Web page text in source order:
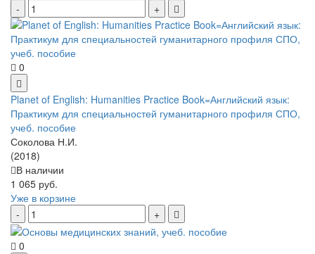
0
Planet of English: Humanities Practice Book=Английский язык:
Практикум для специальностей гуманитарного профиля СПО,
учеб. пособие
Соколова Н.И.
(2018)
В наличии
1 065 руб.
Уже в корзине
0